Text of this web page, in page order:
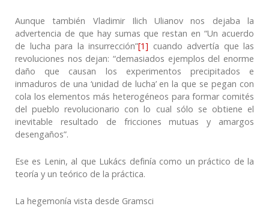
Aunque también Vladimir Ilich Ulianov nos dejaba la
advertencia de que hay sumas que restan en “Un acuerdo
de lucha para la insurrección”[1] cuando advertía que las
revoluciones nos dejan: “demasiados ejemplos del enorme
daño que causan los experimentos precipitados e
inmaduros de una ‘unidad de lucha’ en la que se pegan con
cola los elementos más heterogéneos para formar comités
del pueblo revolucionario con lo cual sólo se obtiene el
inevitable resultado de fricciones mutuas y amargos
desengaños”.
Ese es Lenin, al que Lukács definía como un práctico de la
teoría y un teórico de la práctica.
La hegemonía vista desde Gramsci